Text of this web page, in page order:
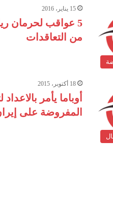
15 يناير، 2016
5 عواقب لحرمان
من التعاقدات
18 أكتوبر، 2015
أوباما يأمر
المفروضة على